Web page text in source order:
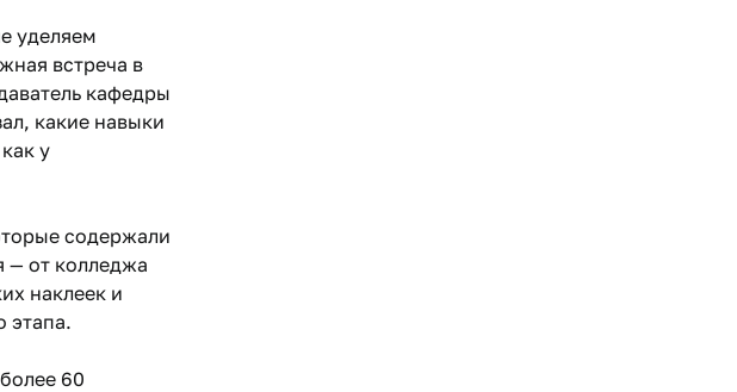
уделяем
встреча в
кафедры
какие навыки
у
содержали
— от колледжа
наклеек и
этапа.
60